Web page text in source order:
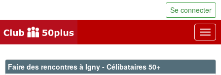
Se connecter
Faire des rencontres à Igny - Célibataires 50+